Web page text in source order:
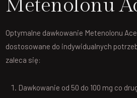
Metenolonu
Optymalne dawkowanie Metenolonu
dostosowane do indywidualnych
zaleca się:
Dawkowanie od 50 do 100 mg co